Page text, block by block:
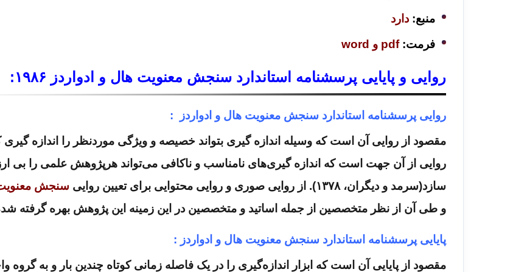
منبع:دارد
فرمت: pdf و word
روایی و پایایی پرسشنامه استاندارد سنجش معنویت هال و ادواردز ۱۹۸۶ :
روایی پرسشنامه استاندارد سنجش معنویت هال و ادواردز :
مقصود از روایی آن است که وسیله اندازه گیری بتواند خصیصه و ویژگی موردنظر را اندازه گیری
روایی از آن جهت است که اندازه گیری‌های نامناسب و ناکافی می‌تواند هرپژوهش علمی را بی
سازد(سرمد و دیگران، ۱۳۷۸). از روایی صوری و روایی محتوایی برای تعیین روایی
سنجش
و طی آن از نظر متخصصین از جمله اساتید و متخصصین در این زمینه این پژوهش بهره گرفته
پایایی پرسشنامه استاندارد سنجش معنویت هال و ادواردز :
مقصود از پایایی آن است که ابزار اندازه‌گیری را در یک فاصله زمانی کوتاه چندین بار و به گروه